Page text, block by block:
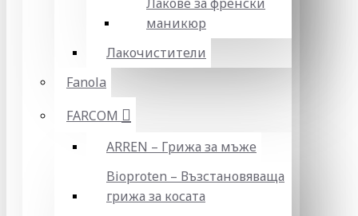
маникюр
Лакочистители
Fanola
FARCOM
ARREN – Грижа за мъже
Bioproten – Възстановяваща
грижа за косата